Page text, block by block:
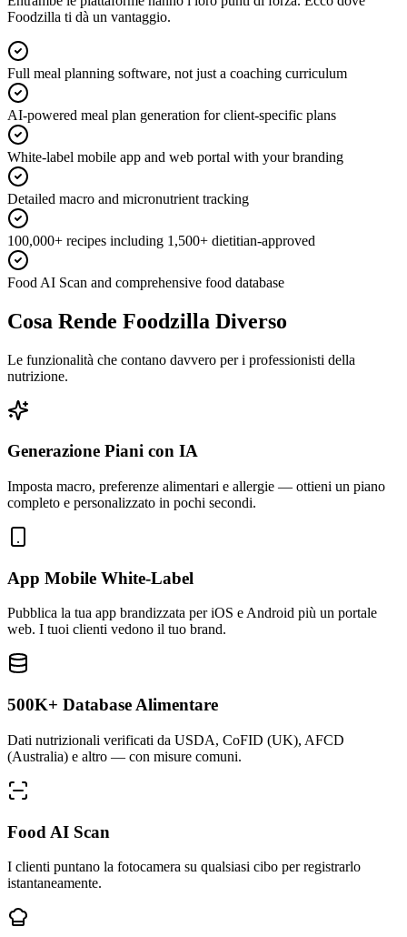
Foodzilla ti dà un vantaggio.
Full meal planning software, not just a coaching curriculum
AI-powered meal plan generation for client-specific plans
White-label mobile app and web portal with your branding
Detailed macro and micronutrient tracking
100,000+ recipes including 1,500+ dietitian-approved
Food AI Scan and comprehensive food database
Cosa Rende Foodzilla Diverso
Le funzionalità che contano davvero per i professionisti della
nutrizione.
Generazione Piani con IA
Imposta macro, preferenze alimentari e allergie — ottieni un piano
completo e personalizzato in pochi secondi.
App Mobile White-Label
Pubblica la tua app brandizzata per iOS e Android più un portale
web. I tuoi clienti vedono il tuo brand.
500K+ Database Alimentare
Dati nutrizionali verificati da USDA, CoFID (UK), AFCD
(Australia) e altro — con misure comuni.
Food AI Scan
I clienti puntano la fotocamera su qualsiasi cibo per registrarlo
istantaneamente.